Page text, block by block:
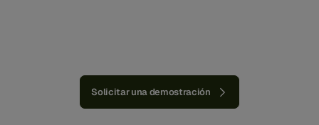
Solicitar una demostración